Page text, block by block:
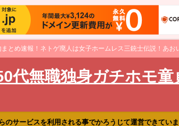
とめ速報！ネトゲ廃人は女子ホームレス三銃士伝説！あお
代無職独身ガチホモ
サービスを利用される事でかろうじて運営できてい